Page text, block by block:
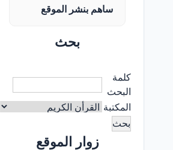
ساهم بنشر الموقع
بحث
كلمة
البحث
المكتبة
زوار الموقع